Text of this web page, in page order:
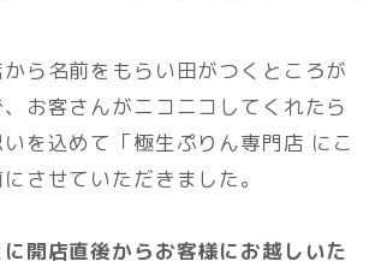
ら名前をもらい田がつくところが
お客さんがニコニコしてくれたら
を込めて「極生ぷりん専門店 にこ
させていただきました。
開店直後からお客様にお越しいた